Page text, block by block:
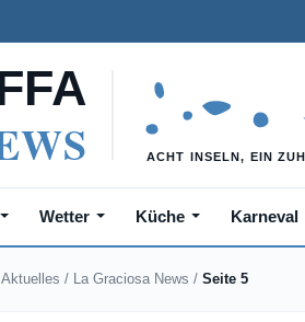
Wetter Küche Karneval
Aktuelles / La Graciosa News / Seite 5